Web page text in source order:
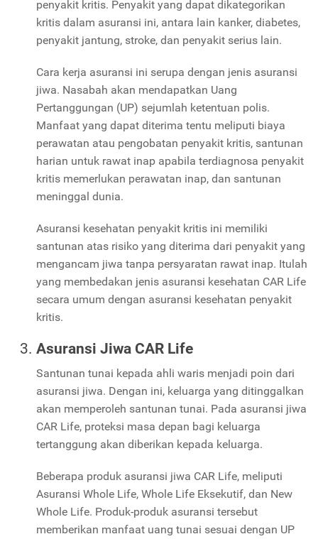
penyakit kritis. Penyakit yang dapat dikategorikan
kritis dalam asuransi ini, antara lain kanker, diabetes,
penyakit jantung, stroke, dan penyakit serius lain.
Cara kerja asuransi ini serupa dengan jenis asuransi
jiwa. Nasabah akan mendapatkan Uang
Pertanggungan (UP) sejumlah ketentuan polis.
Manfaat yang dapat diterima tentu meliputi biaya
perawatan atau pengobatan penyakit kritis, santunan
harian untuk rawat inap apabila terdiagnosa penyakit
kritis memerlukan perawatan inap, dan santunan
meninggal dunia.
Asuransi kesehatan penyakit kritis ini memiliki
santunan atas risiko yang diterima dari penyakit yang
mengancam jiwa tanpa persyaratan rawat inap. Itulah
yang membedakan jenis asuransi kesehatan CAR Life
secara umum dengan asuransi kesehatan penyakit
kritis.
Asuransi Jiwa CAR Life
Santunan tunai kepada ahli waris menjadi poin dari
asuransi jiwa. Dengan ini, keluarga yang ditinggalkan
akan memperoleh santunan tunai. Pada asuransi jiwa
CAR Life, proteksi masa depan bagi keluarga
tertanggung akan diberikan kepada keluarga.
Beberapa produk asuransi jiwa CAR Life, meliputi
Asuransi Whole Life, Whole Life Eksekutif, dan New
Whole Life. Produk-produk asuransi tersebut
memberikan manfaat uang tunai sesuai dengan UP